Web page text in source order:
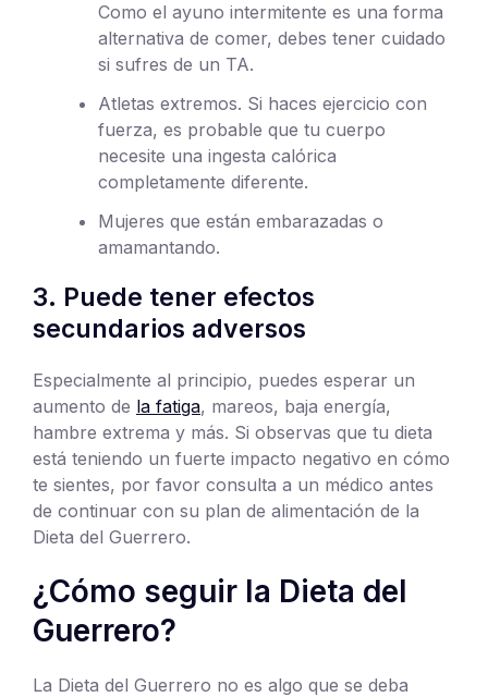
Como el ayuno intermitente es una forma
alternativa de comer, debes tener cuidado
si sufres de un TA.
Atletas extremos. Si haces ejercicio con
fuerza, es probable que tu cuerpo
necesite una ingesta calórica
completamente diferente.
Mujeres que están embarazadas o
amamantando.
3. Puede tener efectos
secundarios adversos
Especialmente al principio, puedes esperar un
aumento de la fatiga, mareos, baja energía,
hambre extrema y más. Si observas que tu dieta
está teniendo un fuerte impacto negativo en cómo
te sientes, por favor consulta a un médico antes
de continuar con su plan de alimentación de la
Dieta del Guerrero.
¿Cómo seguir la Dieta del
Guerrero?
La Dieta del Guerrero no es algo que se deba